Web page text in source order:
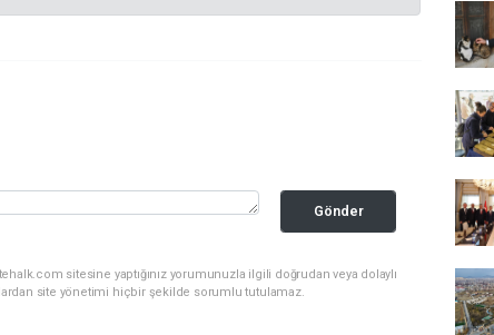
Gönder
sitesine yaptığınız yorumunuzla ilgili doğrudan veya dolaylı
site yönetimi hiçbir şekilde sorumlu tutulamaz.